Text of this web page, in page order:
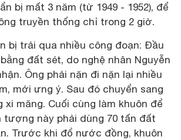
bị mất 3 năm (từ 1949 - 1952), để
truyền thống chỉ trong 2 giờ.
bị trải qua nhiều công đoạn: Đầu
đất sét, do nghệ nhân Nguyễn
Ông phải nặn đi nặn lại nhiều
mới ưng ý. Sau đó chuyển sang
xi măng. Cuối cùng làm khuôn để
tượng này phải dùng 70 tấn đất
Trước khi đổ nước đồng, khuôn